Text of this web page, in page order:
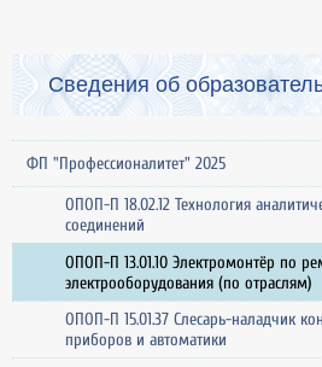
Сведения об
ФП "Профессионалитет" 2025
ОПОП-П 18.02.12 Технология
соединений
ОПОП-П 13.01.10 Электромонтёр по
электрооборудования (по отраслям)
ОПОП-П 15.01.37 Слесарь-наладчик
приборов и автоматики